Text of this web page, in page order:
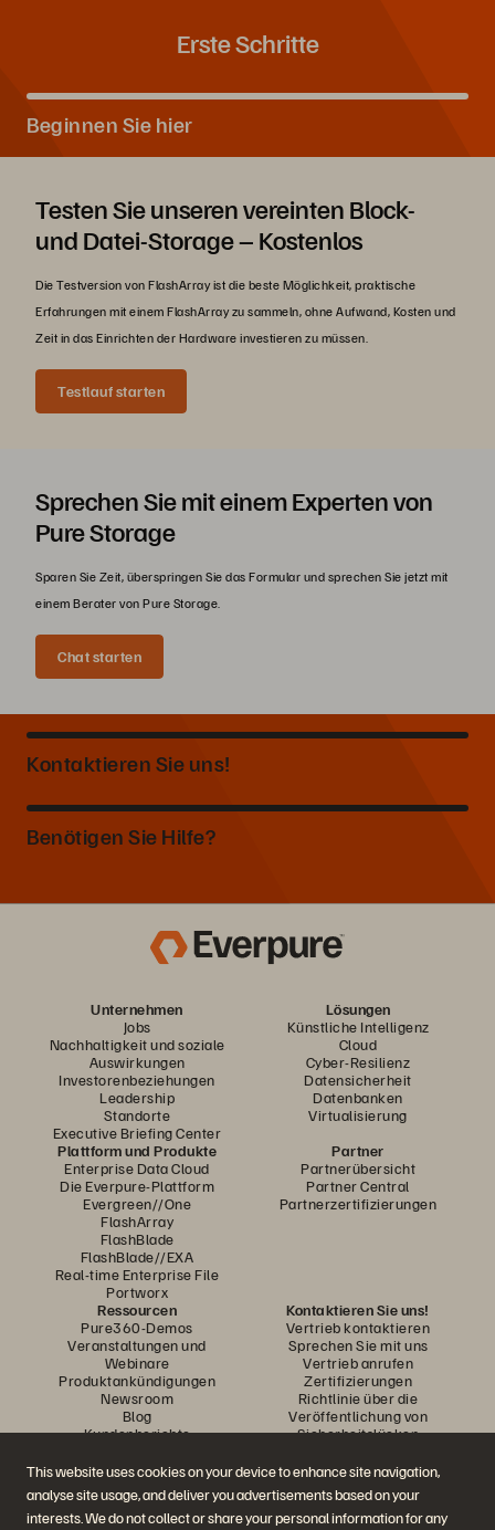
This website uses cookies on your device to enhance site navigation,
analyse site usage, and deliver you advertisements based on your
interests. We do not collect or share your personal information for any
Erste Schritte
Beginnen Sie hier
Testen Sie unseren vereinten Block-
und Datei-Storage – Kostenlos
Die Testversion von FlashArray ist die beste Möglichkeit, praktische
Erfahrungen mit einem FlashArray zu sammeln, ohne Aufwand, Kosten und
Zeit in das Einrichten der Hardware investieren zu müssen.
Testlauf starten
Sprechen Sie mit einem Experten von
Pure Storage
Sparen Sie Zeit, überspringen Sie das Formular und sprechen Sie jetzt mit
einem Berater von Pure Storage.
Chat starten
Kontaktieren Sie uns!
Benötigen Sie Hilfe?
Unternehmen
Jobs
Nachhaltigkeit und soziale
Auswirkungen
Investorenbeziehungen
Leadership
Standorte
Executive Briefing Center
Lösungen
Künstliche Intelligenz
Cloud
Cyber-Resilienz
Datensicherheit
Datenbanken
Virtualisierung
Plattform und Produkte
Enterprise Data Cloud
Die Everpure-Plattform
Evergreen//One
FlashArray
FlashBlade
FlashBlade//EXA
Real-time Enterprise File
Portworx
Partner
Partnerübersicht
Partner Central
Partnerzertifizierungen
Ressourcen
Pure360-Demos
Veranstaltungen und
Webinare
Produktankündigungen
Newsroom
Blog
Kundenberichte
Wissensartikel
Kontaktieren Sie uns!
Vertrieb kontaktieren
Sprechen Sie mit uns
Vertrieb anrufen
Zertifizierungen
Richtlinie über die
Veröffentlichung von
Sicherheitslücken